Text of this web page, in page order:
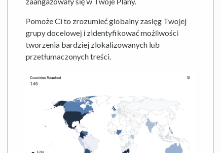
Pomoże Ci to zrozumieć globalny zasięg Twojej
grupy docelowej i zidentyfikować możliwości
tworzenia bardziej zlokalizowanych lub
przetłumaczonych treści.